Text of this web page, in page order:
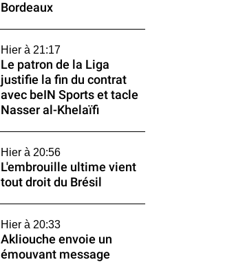
Bordeaux
Hier à 21:17
Le patron de la Liga
justifie la fin du contrat
avec beIN Sports et tacle
Nasser al-Khelaïfi
Hier à 20:56
L'embrouille ultime vient
tout droit du Brésil
Hier à 20:33
Akliouche envoie un
émouvant message